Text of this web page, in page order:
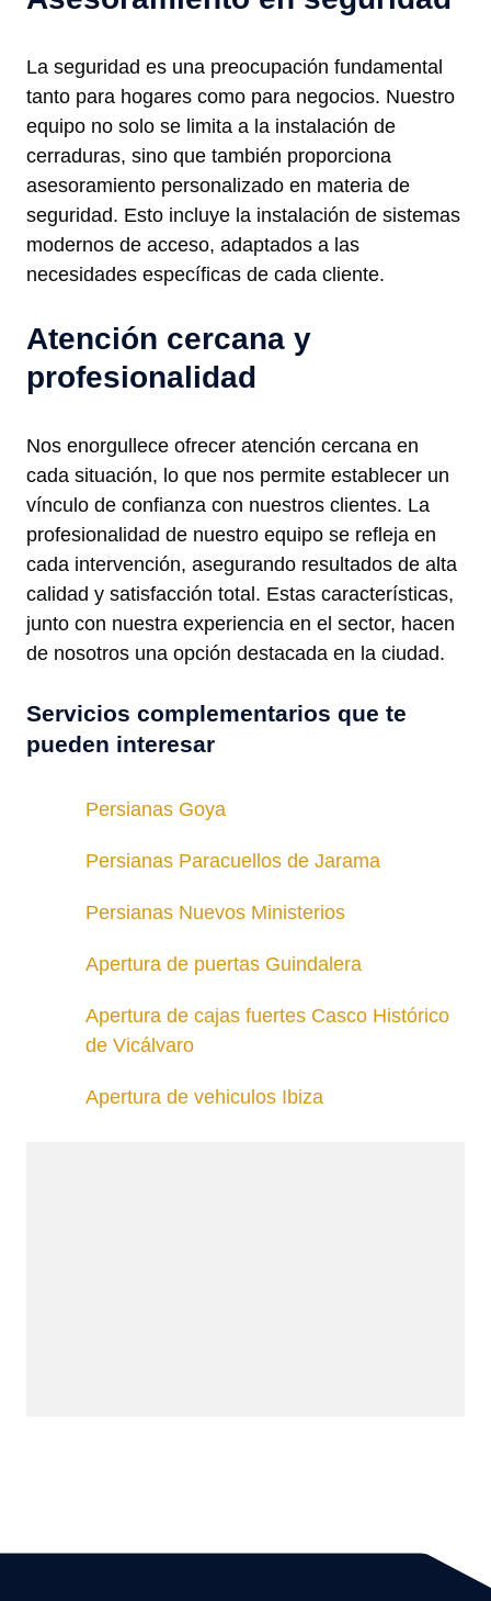
La seguridad es una preocupación fundamental
tanto para hogares como para negocios. Nuestro
equipo no solo se limita a la instalación de
cerraduras, sino que también proporciona
asesoramiento personalizado en materia de
seguridad. Esto incluye la instalación de sistemas
modernos de acceso, adaptados a las
necesidades específicas de cada cliente.
Atención cercana y
profesionalidad
Nos enorgullece ofrecer atención cercana en
cada situación, lo que nos permite establecer un
vínculo de confianza con nuestros clientes. La
profesionalidad de nuestro equipo se refleja en
cada intervención, asegurando resultados de alta
calidad y satisfacción total. Estas características,
junto con nuestra experiencia en el sector, hacen
de nosotros una opción destacada en la ciudad.
Servicios complementarios que te
pueden interesar
Persianas Goya
Persianas Paracuellos de Jarama
Persianas Nuevos Ministerios
Apertura de puertas Guindalera
Apertura de cajas fuertes Casco Histórico
de Vicálvaro
Apertura de vehiculos Ibiza